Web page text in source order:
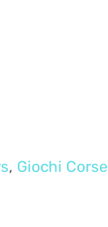
, Giochi Corse